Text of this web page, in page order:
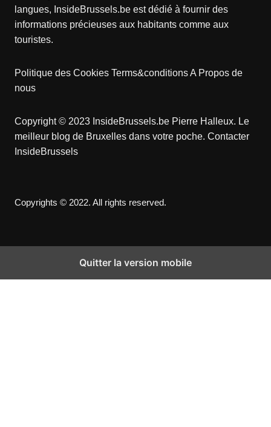
langues, InsideBrussels.be est dédié à fournir des
informations précieuses aux habitants comme aux
touristes.
Politique des Cookies Terms&conditionsA Propos de
nous
Copyright © 2023 InsideBrussels.be Pierre Halleux. Le
meilleur blog de Bruxelles dans votre poche. Contacter
InsideBrussels
Copyrights © 2022. All rights reserved.
Quitter la version mobile